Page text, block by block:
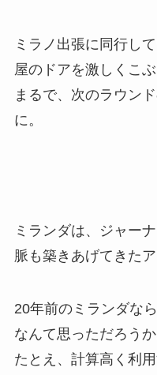
ミラノ出張に同行し
屋のドアを激しくこぶ
まるで、次のラウン
に。
ミランダは、ジャー
脈も築きあげてきた
20年前のミランダな
なんて思っただろうか
たとえ、計算高く利